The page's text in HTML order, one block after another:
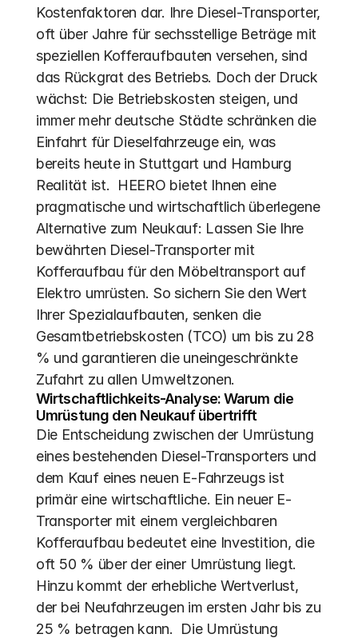
Kostenfaktoren dar. Ihre Diesel-Transporter,
oft über Jahre für sechsstellige Beträge mit
speziellen Kofferaufbauten versehen, sind
das Rückgrat des Betriebs. Doch der Druck
wächst: Die Betriebskosten steigen, und
immer mehr deutsche Städte schränken die
Einfahrt für Dieselfahrzeuge ein, was
bereits heute in Stuttgart und Hamburg
Realität ist.  HEERO bietet Ihnen eine
pragmatische und wirtschaftlich überlegene
Alternative zum Neukauf: Lassen Sie Ihre
bewährten Diesel-Transporter mit
Kofferaufbau für den Möbeltransport auf
Elektro umrüsten. So sichern Sie den Wert
Ihrer Spezialaufbauten, senken die
Gesamtbetriebskosten (TCO) um bis zu 28
% und garantieren die uneingeschränkte
Zufahrt zu allen Umweltzonen.
Wirtschaftlichkeits-Analyse: Warum die
Umrüstung den Neukauf übertrifft
Die Entscheidung zwischen der Umrüstung
eines bestehenden Diesel-Transporters und
dem Kauf eines neuen E-Fahrzeugs ist
primär eine wirtschaftliche. Ein neuer E-
Transporter mit einem vergleichbaren
Kofferaufbau bedeutet eine Investition, die
oft 50 % über der einer Umrüstung liegt.
Hinzu kommt der erhebliche Wertverlust,
der bei Neufahrzeugen im ersten Jahr bis zu
25 % betragen kann.  Die Umrüstung